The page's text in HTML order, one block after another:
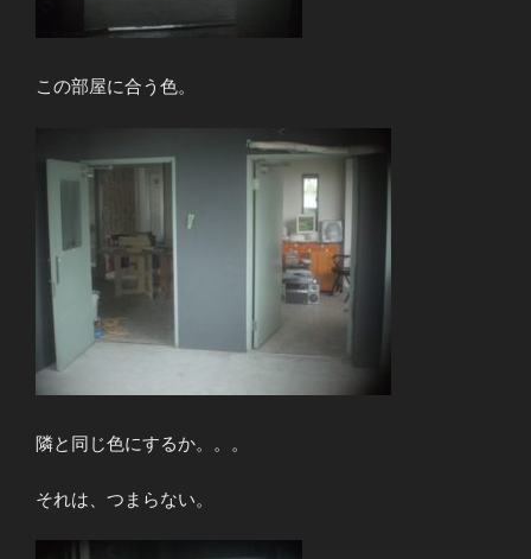
この部屋に合う色。
隣と同じ色にするか。。。
それは、つまらない。